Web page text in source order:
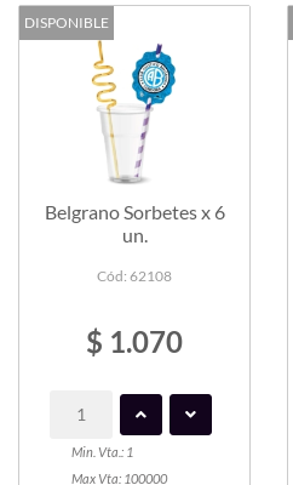
DISPONIBLE
Belgrano Sorbetes x 6
un.
Cód: 62108
$ 1.070
Min. Vta.: 1
Max Vta: 100000